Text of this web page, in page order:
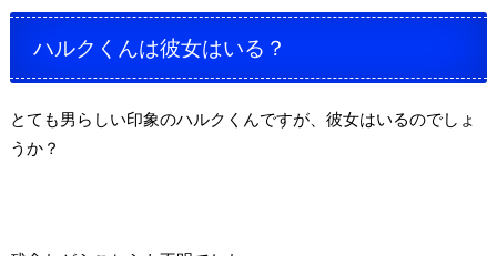
ハルクくんは彼女はいる？
とても男らしい印象のハルクくんですが、 彼女はいるのでしょ
うか？